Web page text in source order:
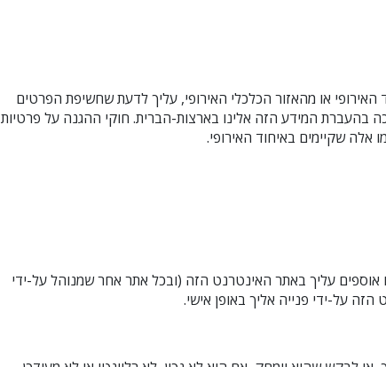
או מהאזור הכלכלי האירופי, עליך לדעת שחשיפת הפרטים
בהעברת המידע הזה אלינו בארצות-הברית. חוקי ההגנה על פרטיות
שקיימים באיחוד האירופי.
אוספים עליך באתר האינטרנט הזה (ובכל אתר אחר שמנוהל על-ידי